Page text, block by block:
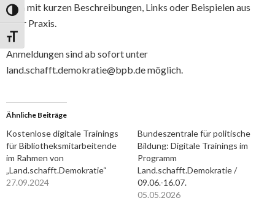
Umschalten auf hohe Kontraste
Schrift vergrößern
gern mit kurzen Beschreibungen, Links oder Beispielen aus
Ihrer Praxis.
Anmeldungen sind ab sofort unter
land.schafft.demokratie@bpb.de möglich.
Ähnliche Beiträge
Kostenlose digitale Trainings
für Bibliotheksmitarbeitende
im Rahmen von
„Land.schafft.Demokratie“
27.09.2024
Bundeszentrale für politische
Bildung: Digitale Trainings im
Programm
Land.schafft.Demokratie /
09.06.-16.07.
05.05.2026